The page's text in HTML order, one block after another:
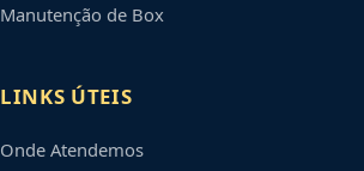
Manutenção de Box
LINKS ÚTEIS
Onde Atendemos